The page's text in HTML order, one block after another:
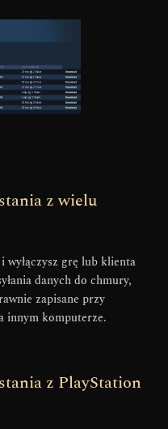
z wielu
wyłączysz grę lub klienta
danych do chmury,
zapisane przy
innym komputerze.
z PlayStation